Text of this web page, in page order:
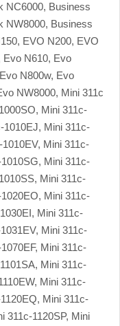
NC6000, Business
NW8000, Business
EVO N200, EVO
Evo N610, Evo
N800w, Evo
NW8000, Mini 311c
Mini 311c-
1010EJ, Mini 311c-
Mini 311c-
Mini 311c-
Mini 311c-
Mini 311c-
Mini 311c-
Mini 311c-
Mini 311c-
Mini 311c-
Mini 311c-
Mini 311c-
311c-1120SP, Mini